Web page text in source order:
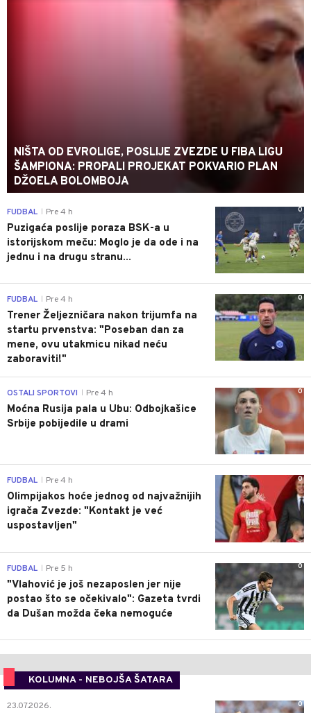
NIŠTA OD EVROLIGE, POSLIJE ZVEZDE U FIBA LIGU
ŠAMPIONA: PROPALI PROJEKAT POKVARIO PLAN
DŽOELA BOLOMBOJA
0
FUDBAL Pre 4 h
Puzigaća poslije poraza BSK-a u
istorijskom meču: Moglo je da ode i na
jednu i na drugu stranu...
0
FUDBAL Pre 4 h
Trener Željezničara nakon trijumfa na
startu prvenstva: "Poseban dan za
mene, ovu utakmicu nikad neću
zaboraviti!"
0
OSTALI SPORTOVI Pre 4 h
Moćna Rusija pala u Ubu: Odbojkašice
Srbije pobijedile u drami
0
FUDBAL Pre 4 h
Olimpijakos hoće jednog od najvažnijih
igrača Zvezde: "Kontakt je već
uspostavljen"
0
FUDBAL Pre 5 h
"Vlahović je još nezaposlen jer nije
postao što se očekivalo": Gazeta tvrdi
da Dušan možda čeka nemoguće
KOLUMNA - NEBOJŠA ŠATARA
0
23.07.2026.